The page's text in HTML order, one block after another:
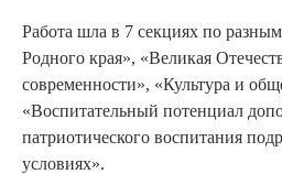
Работа шла в 7 секциях по
Родного края», «Великая
современности», «Культура и
«Воспитательный потенциал
патриотического воспитания
условиях».